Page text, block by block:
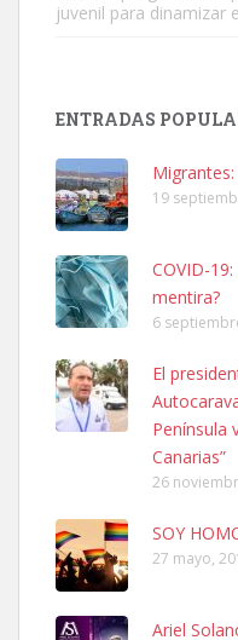
Leales.org » Gran Canaria
Ninfa perdida
El día 5 se los perdió una
calle, se perdió por la zon...
Leales.org » Gran Canaria
juvenil para dinamizar
ENTRADAS
19
COVID-
mentira?
6
El
Península
Canarias”
26
SOY
27 mayo,
Ariel